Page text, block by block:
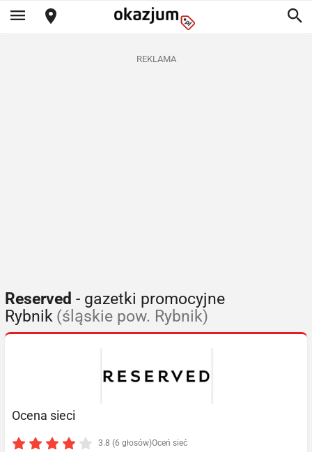
REKLAMA
Reserved - gazetki promocyjne
Rybnik (śląskie pow. Rybnik)
Ocena sieci
3.8 (6 głosów)Oceń sieć